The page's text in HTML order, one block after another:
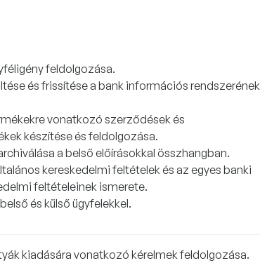
feldolgozása.
és frissítése a bank információs rendszerének
vonatkozó szerződések és
készítése és feldolgozása.
a belső előírásokkal összhangban.
kereskedelmi feltételek és az egyes banki
feltételeinek ismerete.
és külső ügyfelekkel.
kiadására vonatkozó kérelmek feldolgozása.